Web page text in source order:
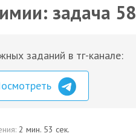
задача 58
заданий в тг-канале:
2 мин. 53 сек.